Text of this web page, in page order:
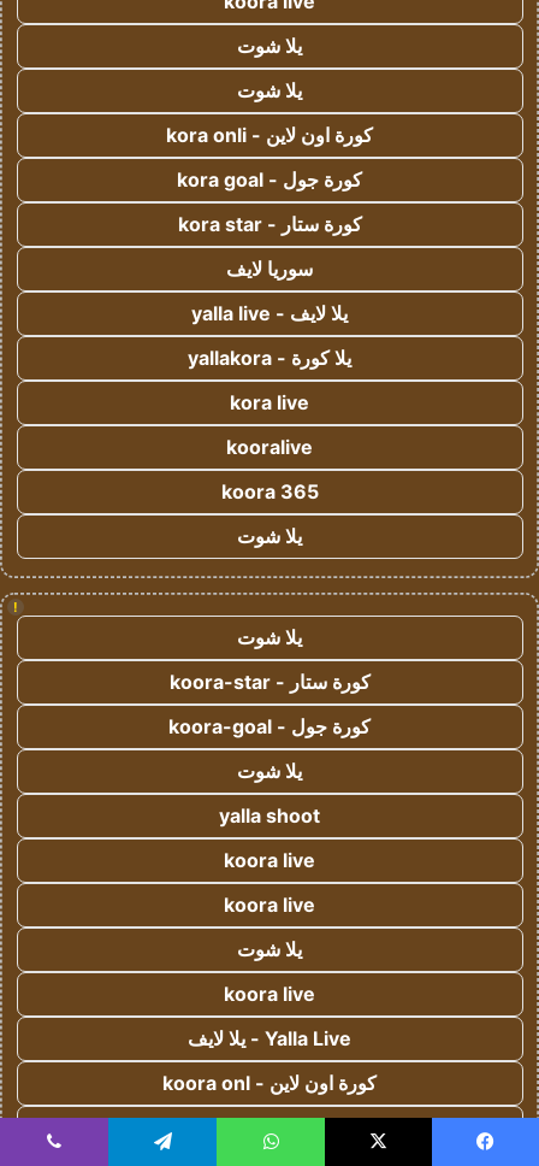
يلا شوت
يلا شوت
كورة اون لاين - kora onli
كورة جول - kora goal
كورة ستار - kora star
سوريا لايف
يلا لايف - yalla live
يلا كورة - yallakora
kora live
kooralive
koora 365
يلا شوت
!
يلا شوت
كورة ستار - koora-star
كورة جول - koora-goal
يلا شوت
yalla shoot
koora live
koora live
يلا شوت
koora live
Yalla Live - يلا لايف
كورة اون لاين - koora onl
يلا كورة - yallakora